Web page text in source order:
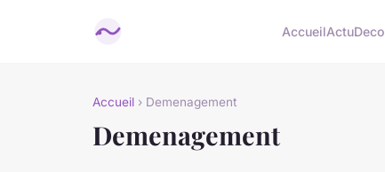
AccueilActuDeco
Accueil › Demenagement
Demenagement